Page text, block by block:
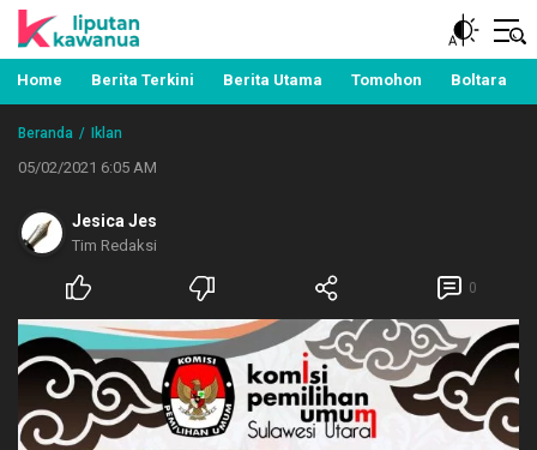
Liputan Kawanua
Berita Manado, Sulawesi Utara, Kawanua, Politik,
Pemerintahan, Hukum Kriminal dan Nasional
Home Berita Terkini Berita Utama Tomohon Boltara
Beranda Iklan
05/02/2021 6:05 AM
Jesica Jes
Tim Redaksi
0